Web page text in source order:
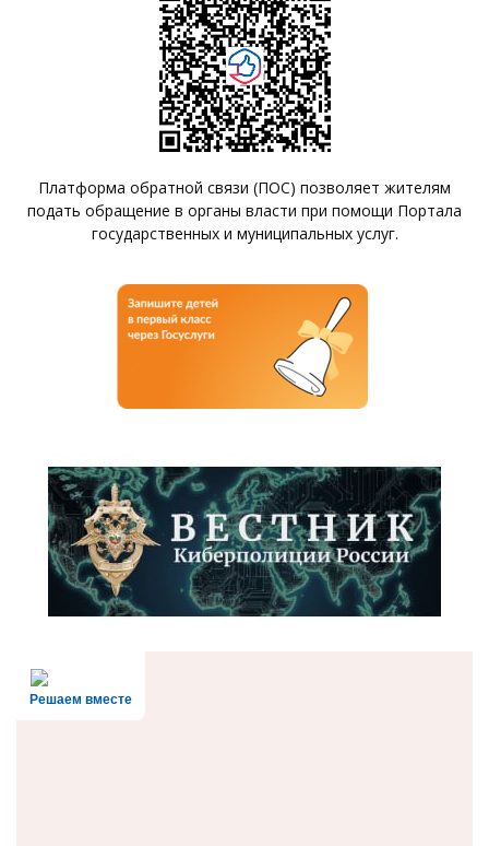
Платформа обратной связи (ПОС) позволяет жителям
подать обращение в органы власти при помощи Портала
государственных и муниципальных услуг.
Решаем вместе